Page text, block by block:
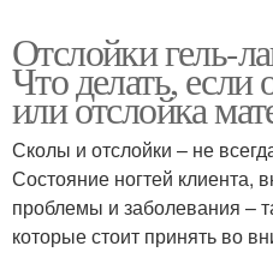
Отслойки гель-
Что делать, если
или отслойка
Сколы и отслойки – не
Состояние ногтей клиента,
проблемы и заболевания –
которые стоит принять во